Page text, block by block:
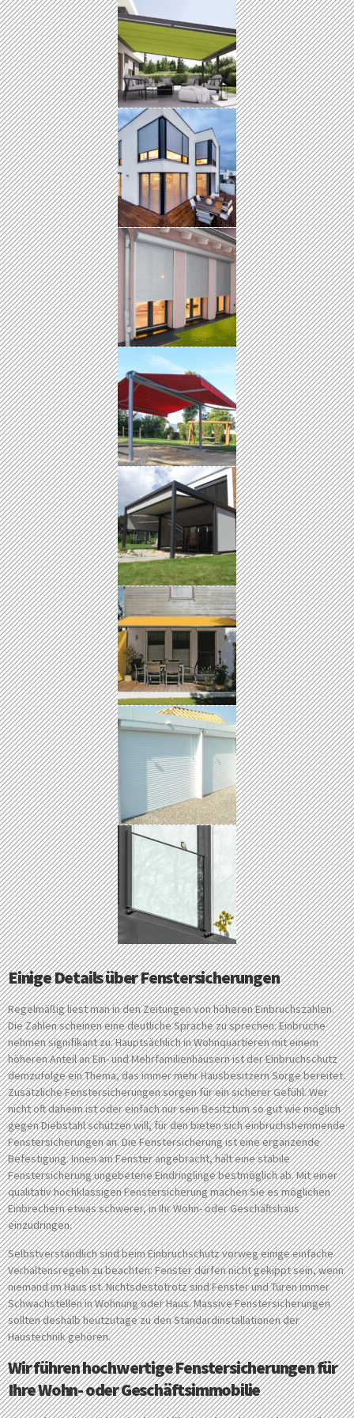
Einige Details über Fenstersicherungen
Regelmäßig liest man in den Zeitungen von höheren Einbruchszahlen.
Die Zahlen scheinen eine deutliche Sprache zu sprechen: Einbrüche
nehmen signifikant zu. Hauptsächlich in Wohnquartieren mit einem
höheren Anteil an Ein- und Mehrfamilienhäusern ist der Einbruchschutz
demzufolge ein Thema, das immer mehr Hausbesitzern Sorge bereitet.
Zusätzliche Fenstersicherungen sorgen für ein sicherer Gefühl. Wer
nicht oft daheim ist oder einfach nur sein Besitztum so gut wie möglich
gegen Diebstahl schützen will, für den bieten sich einbruchshemmende
Fenstersicherungen an. Die Fenstersicherung ist eine ergänzende
Befestigung. Innen am Fenster angebracht, hält eine stabile
Fenstersicherung ungebetene Eindringlinge bestmöglich ab. Mit einer
qualitativ hochklassigen Fenstersicherung machen Sie es möglichen
Einbrechern etwas schwerer, in Ihr Wohn- oder Geschäftshaus
einzudringen.
Selbstverständlich sind beim Einbruchschutz vorweg einige einfache
Verhaltensregeln zu beachten: Fenster dürfen nicht gekippt sein, wenn
niemand im Haus ist. Nichtsdestotrotz sind Fenster und Türen immer
Schwachstellen in Wohnung oder Haus. Massive Fenstersicherungen
sollten deshalb heutzutage zu den Standardinstallationen der
Haustechnik gehören.
Wir führen hochwertige Fenstersicherungen für
Ihre Wohn- oder Geschäftsimmobilie